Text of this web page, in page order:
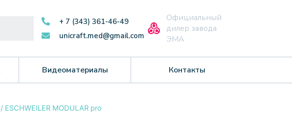
+ 7 (343) 361-46-49
unicraft.med@gmail.com
Официальный
дилер завода
ЭМА
Видеоматериалы Контакты
/ ESCHWEILER MODULAR pro